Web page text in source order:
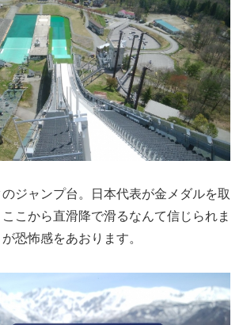
ジャンプ台。日本代表が金メダルを取
こから直滑降で滑るなんて信じられま
恐怖感をあおります。